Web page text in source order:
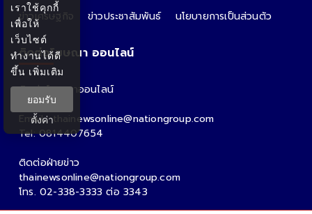
ข่าวเศรษฐกิจ
ข่าวประชาสัมพันธ์ นโยบายการเป็นส่วนตัว
ติดต่อโฆษณา ออนไลน์
ติดต่อโฆษณาออนไลน์
คุณอ้อ
Email : thainewsonline@nationgroup.com
Tel: 0814407654
ติดต่อฝ่ายข่าว
thainewsonline@nationgroup.com
โทร. 02-338-3333 ต่อ 3343
เราใช้คุกกี้
เพื่อให้
เว็บไซต์
ทำงานได้ดี
ขึ้น เพิ่มเติม
ยอมรับ
ตั้งค่า